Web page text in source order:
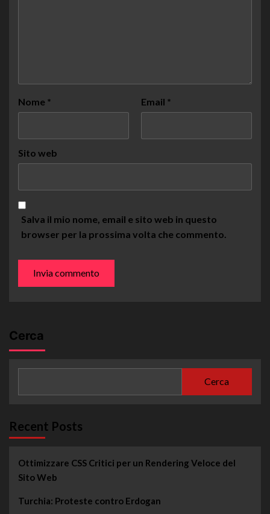
Nome * Email *
Sito web
Salva il mio nome, email e sito web in questo
browser per la prossima volta che commento.
Cerca
Cerca
Recent Posts
Ottimizzare CSS Critici per un Rendering Veloce del
Sito Web
Turchia: Proteste contro Erdogan